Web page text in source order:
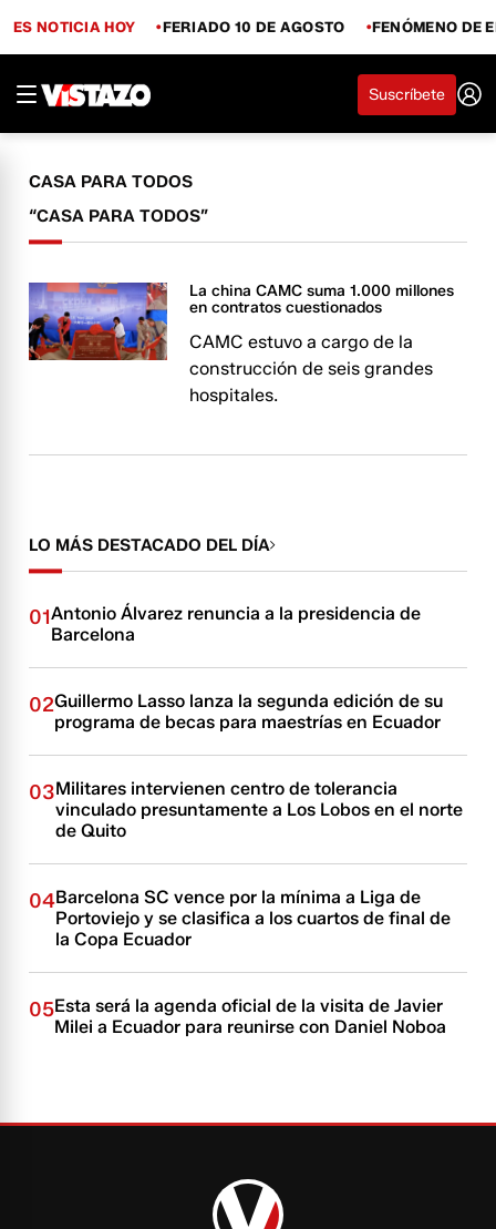
ES NOTICIA HOY FERIADO 10 DE AGOSTO FENÓMENO DE
Suscríbete
CASA PARA TODOS
“CASA PARA TODOS”
La china CAMC suma 1.000 millones
en contratos cuestionados
CAMC estuvo a cargo de la
construcción de seis grandes
hospitales.
LO MÁS DESTACADO DEL DÍA
01Antonio Álvarez renuncia a la presidencia de
Barcelona
02Guillermo Lasso lanza la segunda edición de su
programa de becas para maestrías en Ecuador
03Militares intervienen centro de tolerancia
vinculado presuntamente a Los Lobos en el norte
de Quito
04Barcelona SC vence por la mínima a Liga de
Portoviejo y se clasifica a los cuartos de final de
la Copa Ecuador
05Esta será la agenda oficial de la visita de Javier
Milei a Ecuador para reunirse con Daniel Noboa